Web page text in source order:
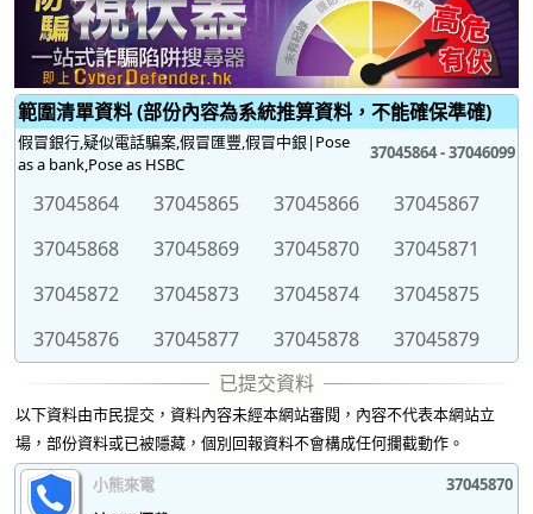
範圍清單資料 (部份內容為系統推算資料，不能確保準確)
假冒銀行,疑似電話騙案,假冒匯豐,假冒中銀|Pose
as a bank,Pose as HSBC
37045864 - 37046099
37045864 37045865 37045866
37045867
37045868
37045869 37045870
37045871
37045872
37045873 37045874
37045875
37045876
37045877 37045878
37045879
37045880
37045881 37045882
37045883
37045884
37045885 37045886
37045887
37045888
37045889
37045891
以下資料由市民提交，資料內容未經本網站審閱，內容不代表本網站立
場，部份資料或已被隱藏，個別回報資料不會構成任何攔截動作。
小熊來電
37045870